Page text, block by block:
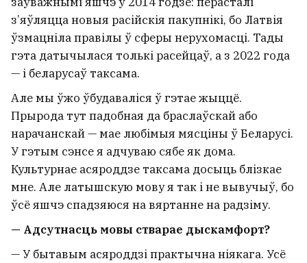
з’яўляцца новыя расійскія пакупнікі, бо Латвія
ўзмацніла правілы ў сферы нерухомасці. Тады
гэта датычылася толькі расейцаў, а з 2022 года
— і беларусаў таксама.
Але мы ўжо ўбудаваліся ў гэтае жыццё.
Прырода тут падобная да браслаўскай або
нарачанскай — мае любімыя мясціны ў Беларусі.
У гэтым сэнсе я адчуваю сябе як дома.
Культурнае асяроддзе таксама досыць блізкае
мне. Але латышскую мову я так і не вывучыў, бо
ўсё яшчэ спадзяюся на вяртанне на радзіму.
— Адсутнасць мовы стварае дыскамфорт?
— У бытавым асяроддзі практычна ніякага. Усё